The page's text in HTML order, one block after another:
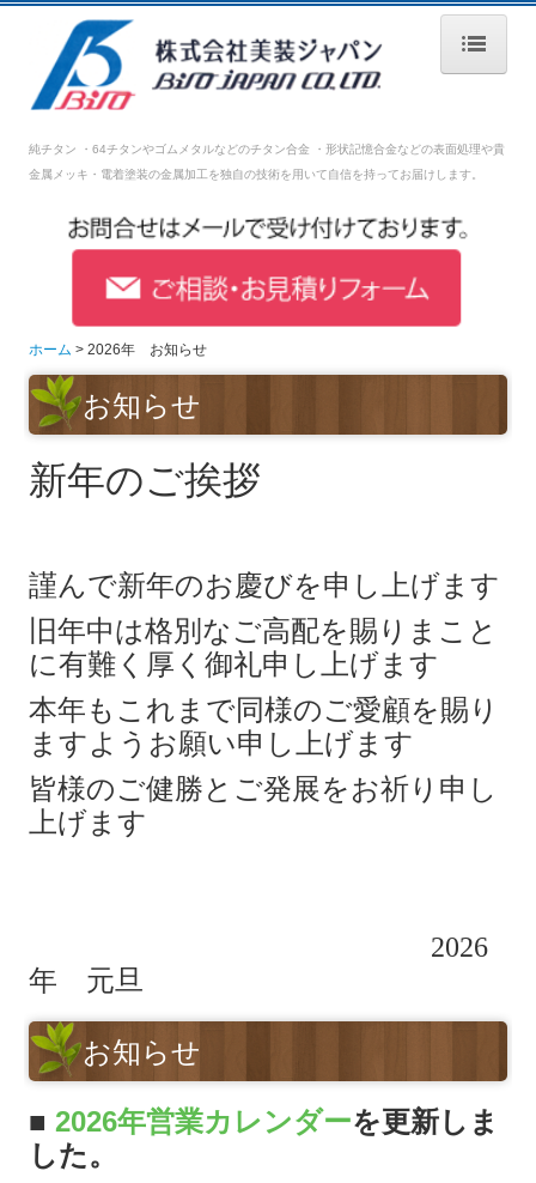
ホーム
会社案内
採用情報
募集要項【生産技術】
募集要項【生産管理】
募集要項【メッキ分析の研究員】
お問い合わせ
2026年 営業カレンダー
純チタン ・64チタンやゴムメタルなどのチタン合金 ・形状記憶合金などの表面処理や貴
金属メッキ・電着塗装の金属加工を独自の技術を用いて自信を持ってお届けします。
ホーム 2026年 お知らせ
お知らせ
新年のご挨拶
謹んで新年のお慶びを申し上げます
旧年中は格別なご高配を賜りまこと
に有難く厚く御礼申し上げます
本年もこれまで同様のご愛顧を賜り
ますようお願い申し上げます
皆様のご健勝とご発展をお祈り申し
上げます
2026
年 元旦
お知らせ
■ 2026年営業カレンダーを更新しま
した。